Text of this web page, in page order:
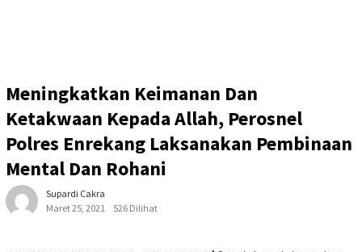
Meningkatkan Keimanan Dan
Ketakwaan Kepada Allah, Perosnel
Polres Enrekang Laksanakan Pembinaan
Mental Dan Rohani
Supardi Cakra
Maret 25, 2021
526 Dilihat